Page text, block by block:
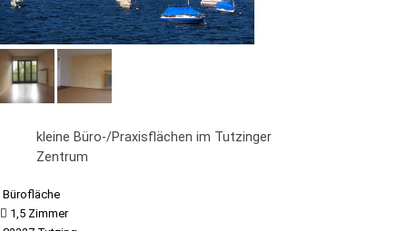
kleine Büro-/Praxisflächen im Tutzinger
Zentrum
Bürofläche
1,5 Zimmer